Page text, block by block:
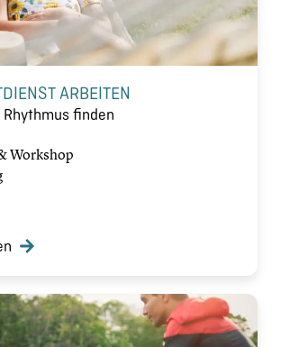
ARBEITEN
Rhythmus finden
Workshop